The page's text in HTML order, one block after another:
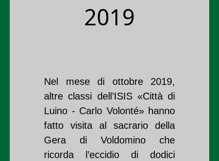
2019
Nel mese di ottobre 2019,
altre classi dell’ISIS «Città di
Luino - Carlo Volonté» hanno
fatto visita al sacrario della
Gera di Voldomino che
ricorda l’eccidio di dodici